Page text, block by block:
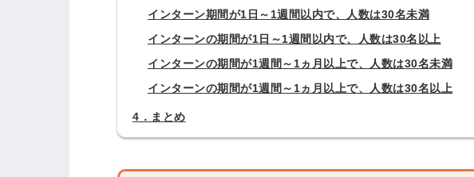
インターン期間が1日～1週間以内で、人数は30名未満
インターンの期間が1日～1週間以内で、人数は30名以上
インターンの期間が1週間～1ヵ月以上で、人数は30名未満
インターンの期間が1週間～1ヵ月以上で、人数は30名以上
4．まとめ